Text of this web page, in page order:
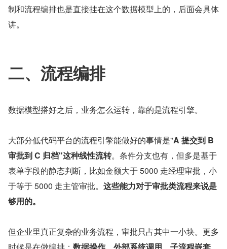
制和流程编排也是直接挂在这个数据模型上的，后面会具体
讲。
二、流程编排
数据模型搭好之后，业务怎么运转，靠的是流程引擎。
大部分低代码平台的流程引擎能做好的事情是"A 提交到 B
审批到 C 归档"这种线性流转。条件分支也有，但多是基于
表单字段的静态判断，比如金额大于 5000 走经理审批，小
于等于 5000 走主管审批。 这些能力对于审批类流程来说是
够用的。
但企业里真正复杂的业务流程，审批只占其中一小块。更多